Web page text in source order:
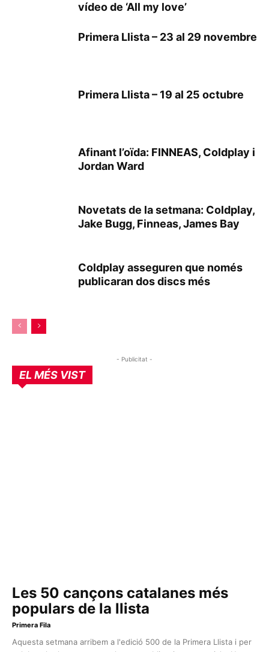
vídeo de ‘All my love’
Primera Llista – 23 al 29 novembre
Primera Llista – 19 al 25 octubre
Afinant l’oïda: FINNEAS, Coldplay i
Jordan Ward
Novetats de la setmana: Coldplay,
Jake Bugg, Finneas, James Bay
Coldplay asseguren que només
publicaran dos discs més
- Publicitat -
EL MÉS VIST
Les 50 cançons catalanes més
populars de la llista
Primera Fila
Aquesta setmana arribem a l'edició 500 de la Primera Llista i per